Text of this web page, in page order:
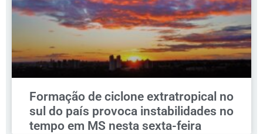
Formação de ciclone extratropical no
sul do país provoca instabilidades no
tempo em MS nesta sexta-feira